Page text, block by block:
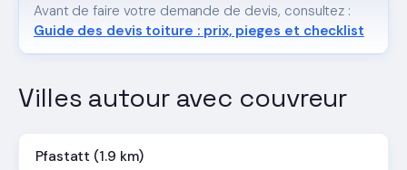
Avant de faire votre demande de devis, consultez :
Guide des devis toiture : prix, pieges et checklist
Villes autour avec couvreur
Pfastatt (1.9 km)